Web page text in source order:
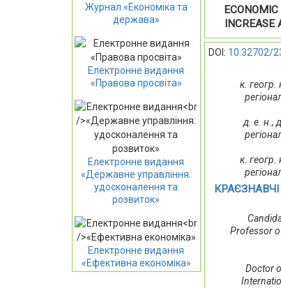
Журнал «Економіка та
держава»
Електронне видання
«Правова просвіта»
Електронне видання
«Державне управління:
удосконалення та
розвиток»
Електронне видання
«Ефективна економіка»
INCREASE
DOI: 10.32702/
к.
д. е. н.,
к.
Professor
Doctor